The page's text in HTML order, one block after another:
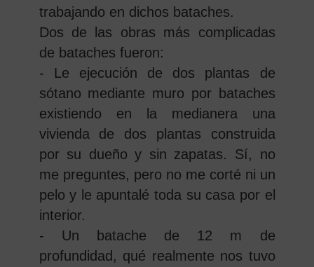
trabajando en dichos bataches.
Dos de las obras más complicadas
de bataches fueron:
- Le ejecución de dos plantas de
sótano mediante muro por bataches
existiendo en la medianera una
vivienda de dos plantas construida
por su dueño y sin zapatas. Sí, no
me preguntes, pero no me corté ni un
pelo y le apuntalé toda su casa por el
interior.
- Un batache de 12 m de
profundidad, qué realmente nos tuvo